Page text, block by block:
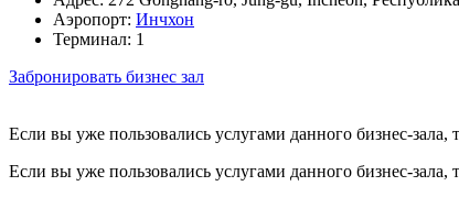
Аэропорт: Инчхон
Терминал: 1
Забронировать бизнес зал
Если вы уже пользовались услугами данного бизнес-зала,
Если вы уже пользовались услугами данного бизнес-зала,